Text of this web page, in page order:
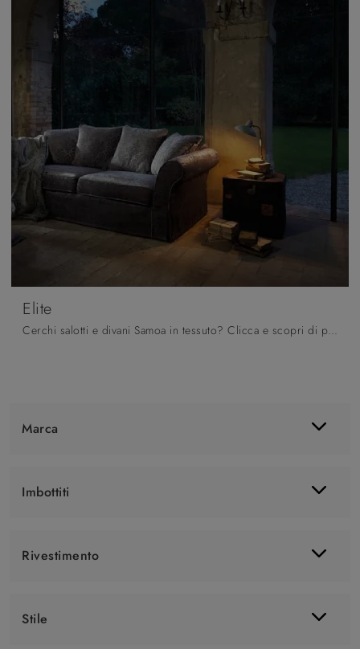
Marca
Imbottiti
Rivestimento
Stile
Elite
Cerchi salotti e divani Samoa in tessuto? Clicca e scopri di più sul modello Elite per spazi classici.